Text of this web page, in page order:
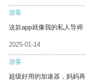
游客
这款app就像我的私人导师
2025-01-14
游客
超级好用的加速器，妈妈